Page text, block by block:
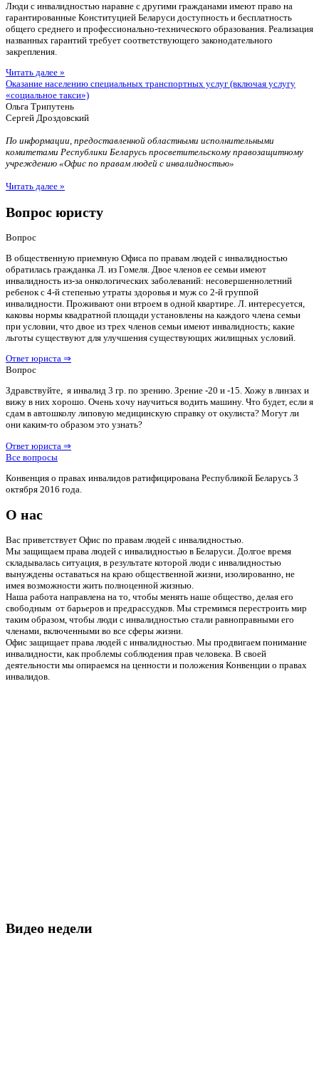
Люди с инвалидностью наравне с другими гражданами имеют право на
гарантированные Конституцией Беларуси доступность и бесплатность
общего среднего и профессионально-технического образования. Реализация
названных гарантий требует соответствующего законодательного
закрепления.
Читать далее »
Оказание населению специальных транспортных услуг (включая услугу
«социальное такси»)
Ольга Трипутень
Сергей Дроздовский
По информации, предоставленной областными исполнительными
комитетами Республики Беларусь просветительскому правозащитному
учреждению «Офис по правам людей с инвалидностью»
Читать далее »
Вопрос юристу
Вопрос
В общественную приемную Офиса по правам людей с инвалидностью
обратилась гражданка Л. из Гомеля. Двое членов ее семьи имеют
инвалидность из-за онкологических заболеваний: несовершеннолетний
ребенок с 4-й степенью утраты здоровья и муж со 2-й группой
инвалидности. Проживают они втроем в одной квартире. Л. интересуется,
каковы нормы квадратной площади установлены на каждого члена семьи
при условии, что двое из трех членов семьи имеют инвалидность; какие
льготы существуют для улучшения существующих жилищных условий.
Ответ юриста ⇒
Вопрос
Здравствуйте, я инвалид 3 гр. по зрению. Зрение -20 и -15. Хожу в линзах и
вижу в них хорошо. Очень хочу научиться водить машину. Что будет, если я
сдам в автошколу липовую медицинскую справку от окулиста? Могут ли
они каким-то образом это узнать?
Ответ юриста ⇒
Все вопросы
Конвенция о правах инвалидов ратифицирована Республикой Беларусь 3
октября 2016 года.
О нас
Вас приветствует Офис по правам людей с инвалидностью.
Мы защищаем права людей с инвалидностью в Беларуси. Долгое время
складывалась ситуация, в результате которой люди с инвалидностью
вынуждены оставаться на краю общественной жизни, изолированно, не
имея возможности жить полноценной жизнью.
Наша работа направлена на то, чтобы менять наше общество, делая его
свободным от барьеров и предрассудков. Мы стремимся перестроить мир
таким образом, чтобы люди с инвалидностью стали равноправными его
членами, включенными во все сферы жизни.
Офис защищает права людей с инвалидностью. Мы продвигаем понимание
инвалидности, как проблемы соблюдения прав человека. В своей
деятельности мы опираемся на ценности и положения Конвенции о правах
инвалидов.
Видео недели